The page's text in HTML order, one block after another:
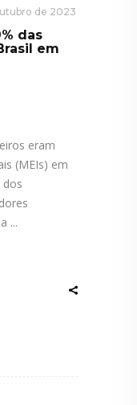
de 2023
das
em
eram
(MEIs) em
dos